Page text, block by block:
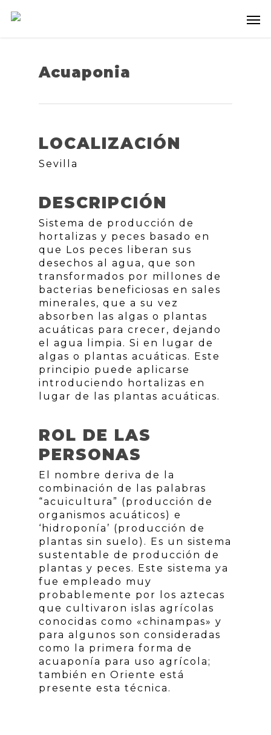
Acuaponia
LOCALIZACIÓN
Sevilla
DESCRIPCIÓN
Sistema de producción de
hortalizas y peces basado en
que Los peces liberan sus
desechos al agua, que son
transformados por millones de
bacterias beneficiosas en sales
minerales, que a su vez
absorben las algas o plantas
acuáticas para crecer, dejando
el agua limpia. Si en lugar de
algas o plantas acuáticas. Este
principio puede aplicarse
introduciendo hortalizas en
lugar de las plantas acuáticas.
ROL DE LAS
PERSONAS
El nombre deriva de la
combinación de las palabras
“acuicultura” (producción de
organismos acuáticos) e
‘hidroponía’ (producción de
plantas sin suelo). Es un sistema
sustentable de producción de
plantas y peces. Este sistema ya
fue empleado muy
probablemente por los aztecas
que cultivaron islas agrícolas
conocidas como «chinampas» y
para algunos son consideradas
como la primera forma de
acuaponía para uso agrícola;
también en Oriente está
presente esta técnica.